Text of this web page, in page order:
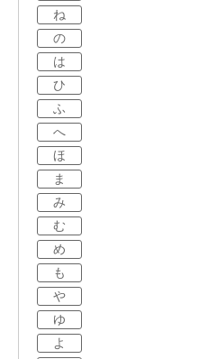
ね
の
は
ひ
ふ
へ
ほ
ま
み
む
め
も
や
ゆ
よ